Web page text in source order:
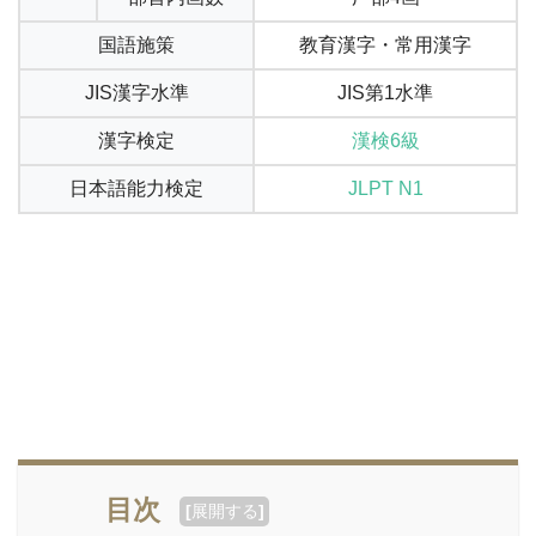
国語施策 教育漢字・常用漢字
JIS漢字水準 JIS第1水準
漢字検定 漢検6級
日本語能力検定 JLPT N1
目次 [展開する]